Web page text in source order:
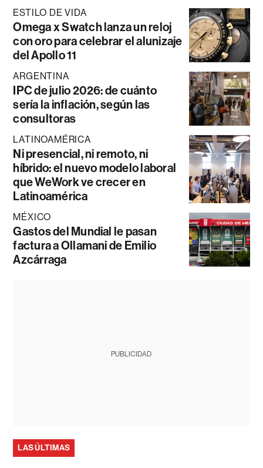
ESTILO DE VIDA
Omega x Swatch lanza un reloj
con oro para celebrar el alunizaje
del Apollo 11
ARGENTINA
IPC de julio 2026: de cuánto
sería la inflación, según las
consultoras
LATINOAMÉRICA
Ni presencial, ni remoto, ni
híbrido: el nuevo modelo laboral
que WeWork ve crecer en
Latinoamérica
MÉXICO
Gastos del Mundial le pasan
factura a Ollamani de Emilio
Azcárraga
PUBLICIDAD
LAS ÚLTIMAS